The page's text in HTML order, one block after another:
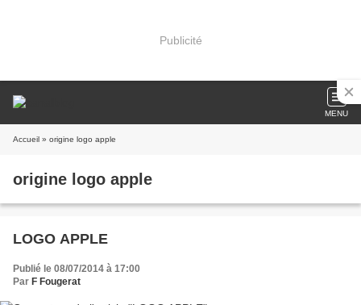
Publicité
MENU
Accueil » origine logo apple
origine logo apple
LOGO APPLE
Publié le 08/07/2014 à 17:00
Par F Fougerat